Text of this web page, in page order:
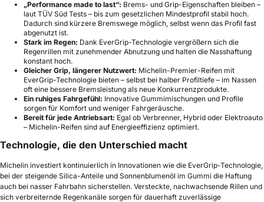
„Performance made to last“: Brems- und Grip-Eigenschaften bleiben –
laut TÜV Süd Tests – bis zum gesetzlichen Mindestprofil stabil hoch.
Dadurch sind kürzere Bremswege möglich, selbst wenn das Profil fast
abgenutzt ist.
Stark im Regen: Dank EverGrip-Technologie vergrößern sich die
Regenrillen mit zunehmender Abnutzung und halten die Nasshaftung
konstant hoch.
Gleicher Grip, längerer Nutzwert: Michelin-Premier-Reifen mit
EverGrip-Technologie bieten – selbst bei halber Profiltiefe – im Nassen
oft eine bessere Bremsleistung als neue Konkurrenzprodukte.
Ein ruhiges Fahrgefühl: Innovative Gummimischungen und Profile
sorgen für Komfort und weniger Fahrgeräusche.
Bereit für jede Antriebsart: Egal ob Verbrenner, Hybrid oder Elektroauto
– Michelin-Reifen sind auf Energieeffizienz optimiert.
Technologie, die den Unterschied macht
Michelin investiert kontinuierlich in Innovationen wie die EverGrip-Technologie,
bei der steigende Silica-Anteile und Sonnenblumenöl im Gummi die Haftung
auch bei nasser Fahrbahn sicherstellen. Versteckte, nachwachsende Rillen und
sich verbreiternde Regenkanäle sorgen für dauerhaft zuverlässige